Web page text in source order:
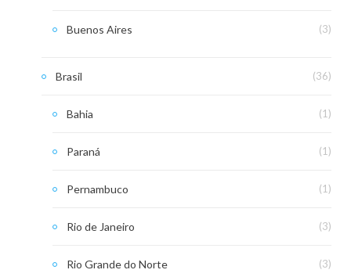
Buenos Aires (3)
Brasil (36)
Bahia (1)
Paraná (1)
Pernambuco (1)
Rio de Janeiro (3)
Rio Grande do Norte (3)